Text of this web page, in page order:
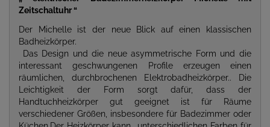
Zeitschaltuhr “
Der Michelle ist der neue Blick auf einen klassischen
Badheizkörper.
Das Design und die neue asymmetrische Form und die
interessant geschwungenen Profile erzeugen einen
räumlichen, durchbrochenen Elektrobadheizkörper.. Die
Leichtigkeit der Form sorgt dafür, dass der
Handtuchheizkörper gut geeignet ist für Räume
verschiedener Größen, insbesondere für Badezimmer oder